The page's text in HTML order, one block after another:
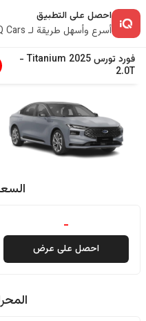
احصل على التطبيق
أسرع وأسهل طريقة لـ iQ Cars
فوردتورس2025
Titanium
-
2.0T
-
احصل على عرض